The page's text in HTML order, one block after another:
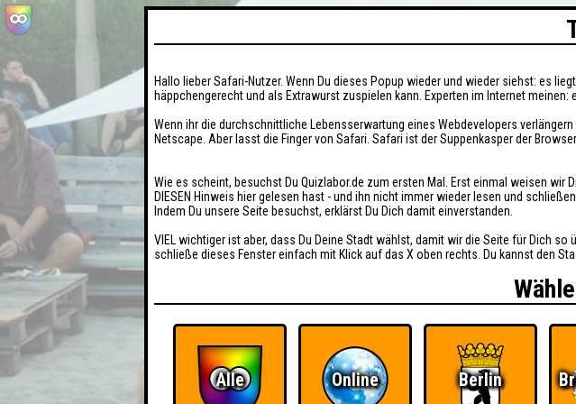
Hallo lieber Safari-Nutzer. Wenn Du dieses Popup wieder und wieder siehst: es
häppchengerecht und als Extrawurst zuspielen kann. Experten im Internet meinen:
Wenn ihr die durchschnittliche Lebensserwartung eines Webdevelopers
Netscape. Aber lasst die Finger von Safari. Safari ist der Suppenkasper der Browser.
Wie es scheint, besuchst Du Quizlabor.de zum ersten Mal. Erst einmal weisen
DIESEN Hinweis hier gelesen hast - und ihn nicht immer wieder lesen und
Indem Du unsere Seite besuchst, erklärst Du Dich damit einverstanden.
VIEL wichtiger ist aber, dass Du Deine Stadt wählst, damit wir die Seite für Dich
schließe dieses Fenster einfach mit Klick auf das X oben rechts. Du kannst den
Alle Online Berlin